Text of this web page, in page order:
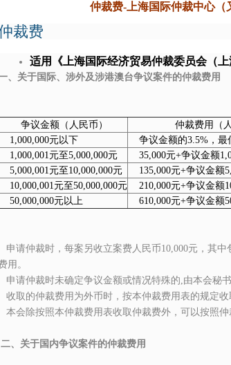
仲裁费-上海国际仲裁中心（
裁费
适用《 上海国际经济贸易仲裁委员会（
、关于国际、涉外及涉港澳台争议案件的仲裁费用
争议金额（人民币）
仲裁费用（人
1,000,000元以下
争议金额的3.5%，最
1,000,001元至5,000,000元
35,000元+争议金额
5,000,001元至10,000,000元
135,000元+争议金额
10,000,001元至50,000,000元 210,000元+争议金额
50,000,000元以上
610,000元+争议金额
申请仲裁时，每案另收立案费人民币10,000元，其
用。
申请仲裁时未确定争议金额或情况特殊的,由本会秘
收取的仲裁费用为外币时，按本仲裁费用表的规定收
本会除按照本仲裁费用表收取仲裁费外，可以按照
二、关于国内争议案件的仲裁费用